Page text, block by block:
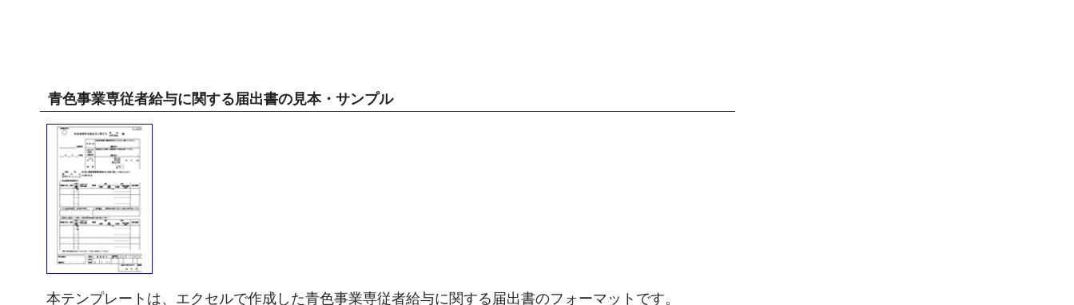
青色事業専従者給与に関する届出書の見本・サンプル
本テンプレートは、エクセルで作成した青色事業専従者給与に関する届出書のフォーマットです。